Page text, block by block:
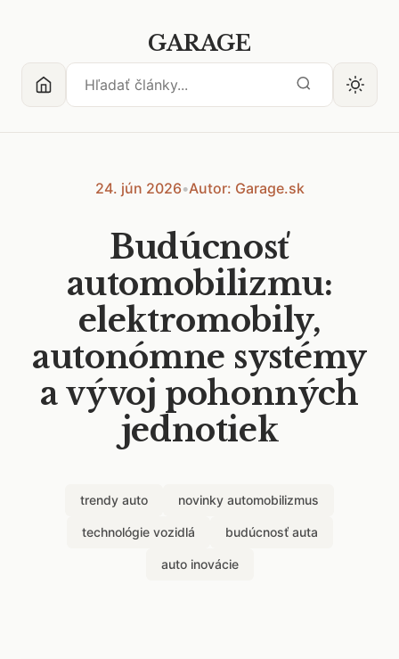
GARAGE
24. jún 2026•Autor: Garage.sk
Budúcnosť
automobilizmu:
elektromobily,
autonómne systémy
a vývoj pohonných
jednotiek
trendy auto novinky automobilizmus
technológie vozidlá budúcnosť auta
auto inovácie